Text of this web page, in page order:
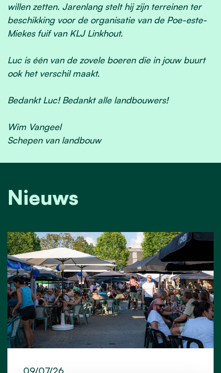
willen zetten. Jarenlang stelt hij zijn terreinen ter
beschikking voor de organisatie van de Poe-este-
Miekes fuif van KLJ Linkhout.
Luc is één van de zovele boeren die in jouw buurt
ook het verschil maakt.
Bedankt Luc! Bedankt alle landbouwers!
Wim Vangeel
Schepen van landbouw
Nieuws
09/07/26